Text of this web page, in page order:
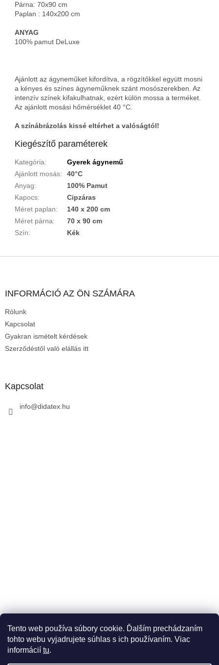
Tento web používa súbory cookie. Ďalším prechádzaním
tohto webu vyjadrujete súhlas s ich používaním. Viac
informácií tu.
Párna: 70x90 cm
Paplan : 140x200 cm
ANYAG
100% pamut DeLuxe
Ajánlott az ágyneműket kifordítva, a rögzítőkkel együtt mosni
a kényes és színes ágyneműknek szánt mosószerekben. Az
intenzív színek kifakulhatnak, ezért külön mossa a terméket.
Az ajánlott mosási hőmérséklet 40 °C.
A színábrázolás kissé eltérhet a valóságtól!
Kiegészítő paraméterek
Kategória:
Gyerek ágynemű
Ajánlott mosás:
40°C
Anyag:
100% Pamut
Kapocs:
Cipzáras
Méret paplan:
140 x 200 cm
Méret párna:
70 x 90 cm
Szín: Kék
INFORMÁCIÓ AZ ÖN SZÁMÁRA
Rólunk
Kapcsolat
Gyakran ismételt kérdések
Szerződéstől való elállás itt
Kapcsolat
info@didatex.hu
Adatkezelési tájékoztató
Szállítási és fizetési lehetőségek